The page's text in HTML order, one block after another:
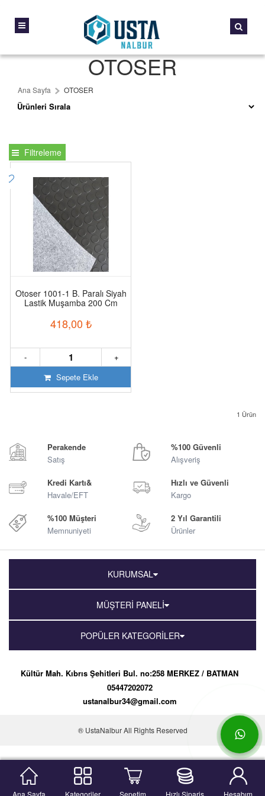
OTOSER
Ana Sayfa OTOSER
Filtreleme
Otoser 1001-1 B. Paralı Siyah
Lastik Muşamba 200 Cm
418,00 ₺
+
-
Sepete Ekle
1 Ürün
Perakende
Satış
%100 Güvenli
Alışveriş
Kredi Kartı&
Havale/EFT
Hızlı ve Güvenli
Kargo
%100 Müşteri
Memnuniyeti
2 Yıl Garantili
Ürünler
KURUMSAL
MÜŞTERİ PANELİ
POPÜLER KATEGORİLER
Kültür Mah. Kıbrıs Şehitleri Bul. no:258 MERKEZ / BATMAN
05447202072
ustanalbur34@gmail.com
® UstaNalbur All Rights Reserved
Ana Sayfa Kategoriler Sepetim Hızlı Sipariş Hesabım